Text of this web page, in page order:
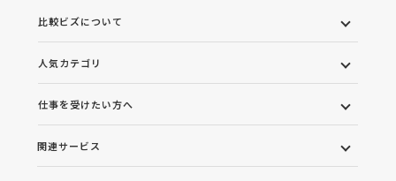
比較ビズについて
人気カテゴリ
仕事を受けたい方へ
関連サービス